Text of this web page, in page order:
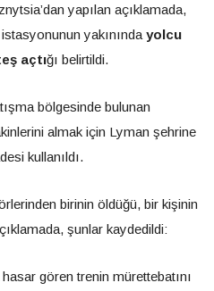
yapılan açıklamada,
yakınında yolcu
açtığı belirtildi.
bölgesinde bulunan
almak için Lyman şehrine
kullanıldı.
birinin öldüğü, bir kişinin
şunlar kaydedildi:
gören trenin mürettebatını